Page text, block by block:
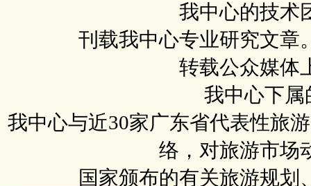
我中心的技术
刊载我中心专业研究文章
转载公众媒体
我中心下属
我中心与近30家广东省代表性旅
络，对旅游市场
国家颁布的有关旅游规划